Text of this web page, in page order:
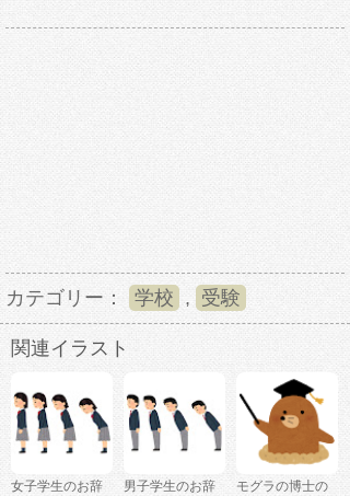
カテゴリー： 学校 , 受験
関連イラスト
女子学生のお辞
男子学生のお辞
モグラの博士の